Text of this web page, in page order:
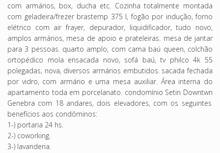
com armários, box, ducha etc. Cozinha totalmente montada
com geladeira/frezer brastemp 375 l, fogão por indução, forno
elétrico com air frayer, depurador, liquidificador, tudo novo,
amplos armários, mesa de apoio e prateleiras. mesa de jantar
para 3 pessoas. quarto amplo, com cama baú queen, colchão
ortopédico mola ensacada novo, sofá baú, tv philco 4k 55
polegadas, nova, diversos armários embutidos. sacada fechada
por vidro, com armário e uma mesa auxiliar. Área interna do
apartamento toda em porcelanato. condomínio Setin Downtwn
Genebra com 18 andares, dois elevadores, com os seguintes
benefícios aos condôminos:
1-) portaria 24 hs
2-) coworking.
3-) lavanderia.